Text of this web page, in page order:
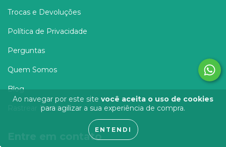
Ao navegar por este site você aceita o uso de cookies
para agilizar a sua experiência de compra.
ENTENDI
Trocas e Devoluções
Política de Privacidade
Perguntas
Quem Somos
Blog
Rastrear Pedido
Entre em contato